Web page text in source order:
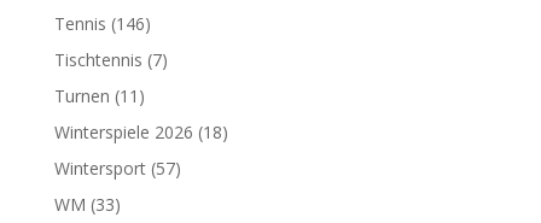
Tennis (146)
Tischtennis (7)
Turnen (11)
Winterspiele 2026 (18)
Wintersport(57)
WM (33)